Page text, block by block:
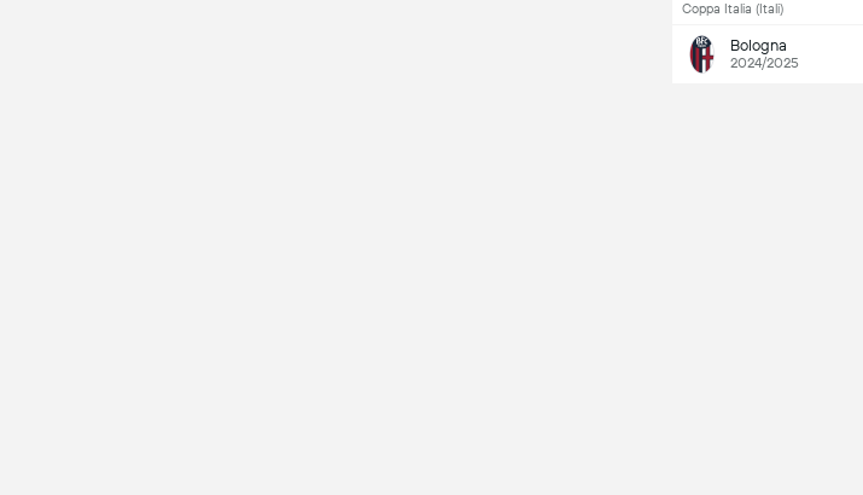
Coppa Italia (Itali)
Bologna
2024/2025